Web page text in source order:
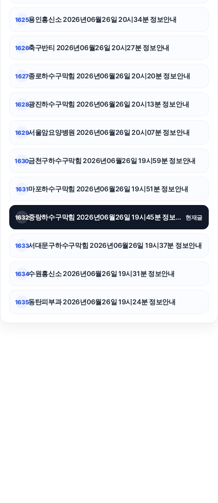
애견파양
폰테크
수원변호사
휴대폰성지
1625용인흥신소 2026년06월26일 20시34분 정보안내
1626축구반티 2026년06월26일 20시27분 정보안내
1627종로하수구막힘 2026년06월26일 20시20분 정보안내
1628광진하수구막힘 2026년06월26일 20시13분 정보안내
1629서울암요양병원 2026년06월26일 20시07분 정보안내
1630금천구하수구막힘 2026년06월26일 19시59분 정보안내
1631마포하수구막힘 2026년06월26일 19시51분 정보안내
1632 중랑하수구막힘 2026년06월26일 19시45분 정보안내 현재글
1633서대문구하수구막힘 2026년06월26일 19시37분 정보안내
1634수원흥신소 2026년06월26일 19시31분 정보안내
1635동탄피부과 2026년06월26일 19시24분 정보안내